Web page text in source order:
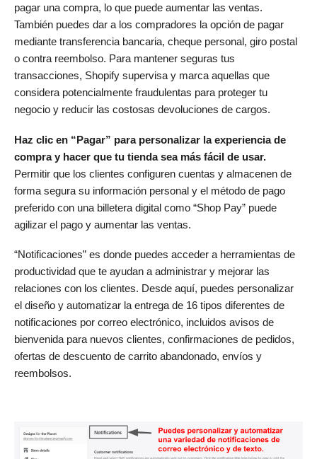
pagar una compra, lo que puede aumentar las ventas.
También puedes dar a los compradores la opción de pagar
mediante transferencia bancaria, cheque personal, giro postal
o contra reembolso. Para mantener seguras tus
transacciones, Shopify supervisa y marca aquellas que
considera potencialmente fraudulentas para proteger tu
negocio y reducir las costosas devoluciones de cargos.
Haz clic en “Pagar” para personalizar la experiencia de
compra y hacer que tu tienda sea más fácil de usar.
Permitir que los clientes configuren cuentas y almacenen de
forma segura su información personal y el método de pago
preferido con una billetera digital como “Shop Pay” puede
agilizar el pago y aumentar las ventas.
“Notificaciones” es donde puedes acceder a herramientas de
productividad que te ayudan a administrar y mejorar las
relaciones con los clientes. Desde aquí, puedes personalizar
el diseño y automatizar la entrega de 16 tipos diferentes de
notificaciones por correo electrónico, incluidos avisos de
bienvenida para nuevos clientes, confirmaciones de pedidos,
ofertas de descuento de carrito abandonado, envíos y
reembolsos.